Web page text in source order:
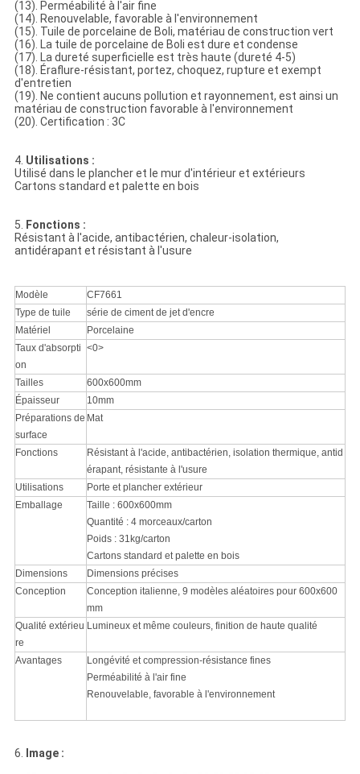
(13). Perméabilité à l'air fine
(14). Renouvelable, favorable à l'environnement
(15). Tuile de porcelaine de Boli, matériau de construction vert
(16). La tuile de porcelaine de Boli est dure et condense
(17). La dureté superficielle est très haute (dureté 4-5)
(18). Éraflure-résistant, portez, choquez, rupture et exempt
d'entretien
(19). Ne contient aucuns pollution et rayonnement, est ainsi un
matériau de construction favorable à l'environnement
(20). Certification : 3C
4. Utilisations :
Utilisé dans le plancher et le mur d'intérieur et extérieurs
Cartons standard et palette en bois
5. Fonctions :
Résistant à l'acide, antibactérien, chaleur-isolation,
antidérapant et résistant à l'usure
Modèle
CF7661
Type de tuile
série de ciment de jet d'encre
Matériel
Porcelaine
Taux d'absorpti
on
<0>
Tailles
600x600mm
Épaisseur
10mm
Préparations de
surface
Mat
Fonctions
Résistant à l'acide, antibactérien, isolation thermique, antid
érapant, résistante à l'usure
Utilisations
Porte et plancher extérieur
Emballage
Taille : 600x600mm
Quantité : 4 morceaux/carton
Poids : 31kg/carton
Cartons standard et palette en bois
Dimensions
Dimensions précises
Conception
Conception italienne, 9 modèles aléatoires pour 600x600
mm
Qualité extérieu
re
Lumineux et même couleurs, finition de haute qualité
Avantages
Longévité et compression-résistance fines
Perméabilité à l'air fine
Renouvelable, favorable à l'environnement
6. Image :